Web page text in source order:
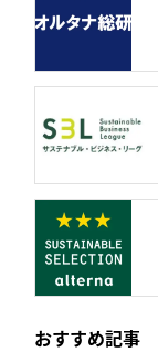
おすすめ記事